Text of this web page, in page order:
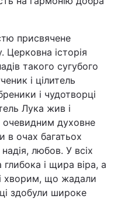
присвячене
Церковна історія
такого сугубого
і цілитель
і чудотворці
Лука жив і
духовне
в очах багатьох
любов. У всіх
і щира віра, а
хворим, що жадали
здобули широке